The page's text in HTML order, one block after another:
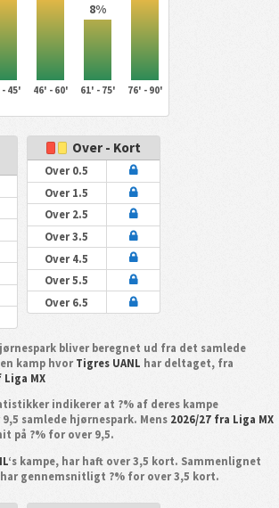
8%
45' 46' - 60' 61' - 75' 76' - 90'
Over - Kort
Over 0.5
Over 1.5
Over 2.5
Over 3.5
Over 4.5
Over 5.5
Over 6.5
bliver beregnet ud fra det samlede
kamp hvor Tigres UANL har deltaget, fra
MX
indikerer at ?% af deres kampe
samlede hjørnespark. Mens 2026/27 fra Liga MX
på ?% for over 9,5.
‘s kampe, har haft over 3,5 kort. Sammenlignet
gennemsnitligt ?% for over 3,5 kort.